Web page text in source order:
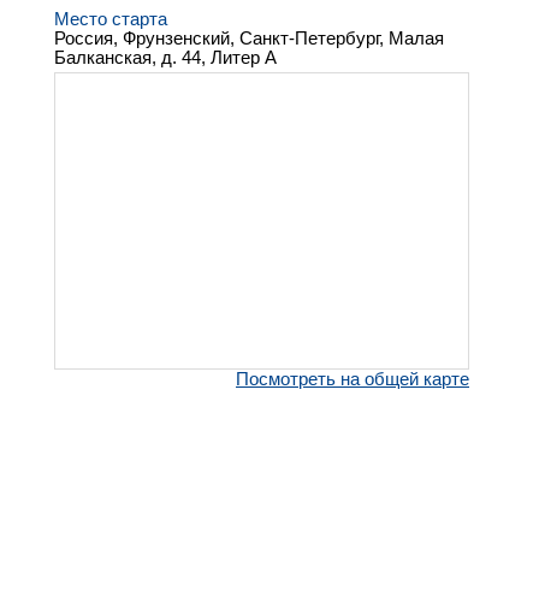
Место старта
Россия, Фрунзенский, Санкт-Петербург, Малая
Балканская, д. 44, Литер А
Посмотреть на общей карте